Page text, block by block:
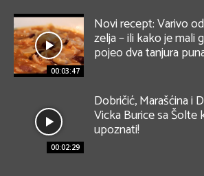
00:03:47
Novi recept: Varivo
zelja – ili kako je mali
pojeo dva tanjura
00:02:29
Dobričić, Marašćina i
Vicka Burice sa Šolte
upoznati!